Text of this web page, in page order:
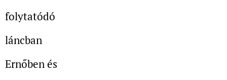
folytatódó
láncban
Ernőben és